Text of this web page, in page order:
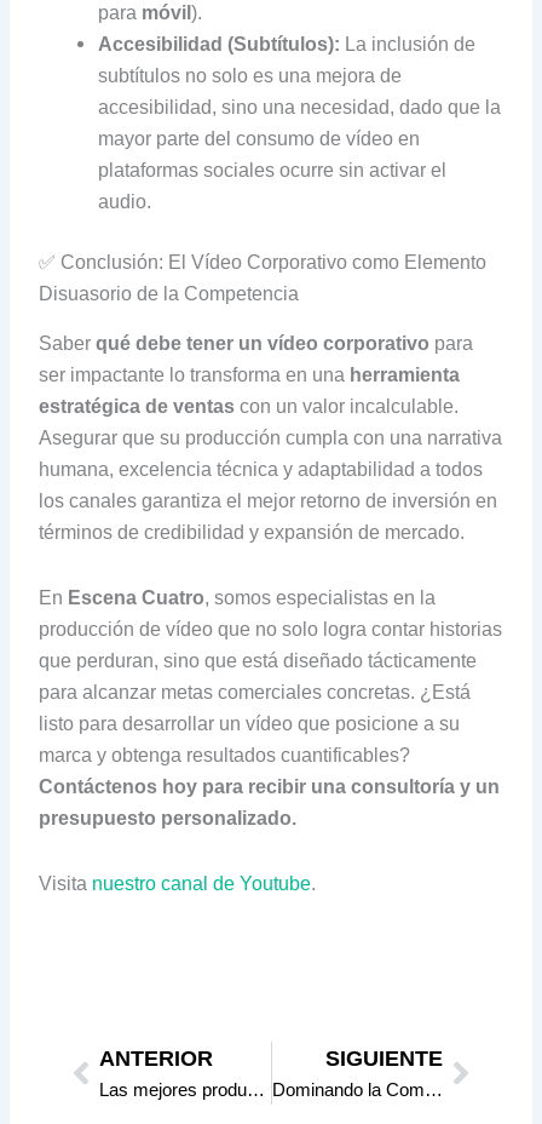
para móvil).
Accesibilidad (Subtítulos): La inclusión de
subtítulos no solo es una mejora de
accesibilidad, sino una necesidad, dado que la
mayor parte del consumo de vídeo en
plataformas sociales ocurre sin activar el
audio.
✅ Conclusión: El Vídeo Corporativo como Elemento
Disuasorio de la Competencia
Saberqué debe tener un vídeo corporativo para
ser impactante lo transforma en una herramienta
estratégica de ventas con un valor incalculable.
Asegurar que su producción cumpla con una narrativa
humana, excelencia técnica y adaptabilidad a todos
los canales garantiza el mejor retorno de inversión en
términos de credibilidad y expansión de mercado.
En Escena Cuatro, somos especialistas en la
producción de vídeo que no solo logra contar historias
que perduran, sino que está diseñado tácticamente
para alcanzar metas comerciales concretas. ¿Está
listo para desarrollar un vídeo que posicione a su
marca y obtenga resultados cuantificables?
Contáctenos hoy para recibir una consultoría y un
presupuesto personalizado.
Visita nuestro canal de Youtube.
Prev
ANTERIOR
Las mejores productoras audiovisuales de LATAM para empresas con presencia internacional (2025)
SIGUIENTE
Dominando la Comunicación Efectiva: El Arte de Conectar con tu Audiencia 🗣️📢🎯
Next